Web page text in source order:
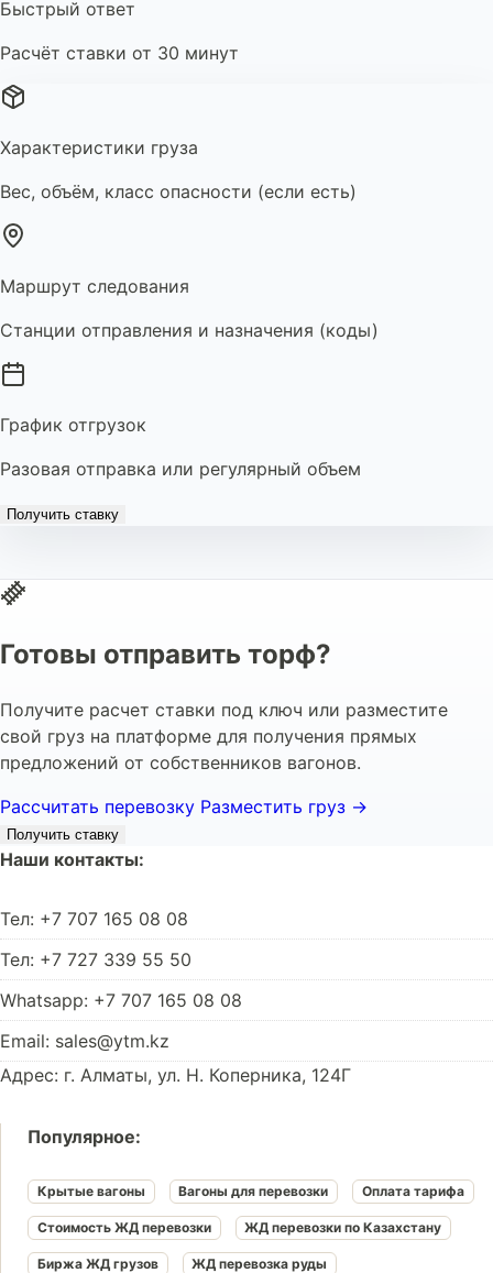
Быстрый ответ
Расчёт ставки от 30 минут
Характеристики груза
Вес, объём, класс опасности (если есть)
Маршрут следования
Станции отправления и назначения (коды)
График отгрузок
Разовая отправка или регулярный объем
Получить ставку
Готовы отправить торф?
Получите расчет ставки под ключ или разместите
свой груз на платформе для получения прямых
предложений от собственников вагонов.
Рассчитать перевозку Разместить груз →
Получить ставку
Наши контакты:
Тел: +7 707 165 08 08
Тел: +7 727 339 55 50
Whatsapp: +7 707 165 08 08
Email: sales@ytm.kz
Адрес: г. Алматы, ул. Н. Коперника, 124Г
Популярное:
Крытые вагоны Вагоны для перевозки Оплата тарифа
Стоимость ЖД перевозки ЖД перевозки по Казахстану
Биржа ЖД грузов ЖД перевозка руды